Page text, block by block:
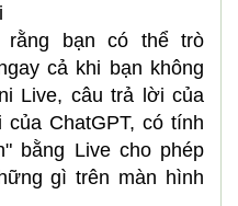
rằng bạn có thể trò
cả khi bạn không
Live, câu trả lời của
ChatGPT, có tính
bằng Live cho phép
gì trên màn hình